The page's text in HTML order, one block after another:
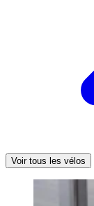
Voir tous les vélos